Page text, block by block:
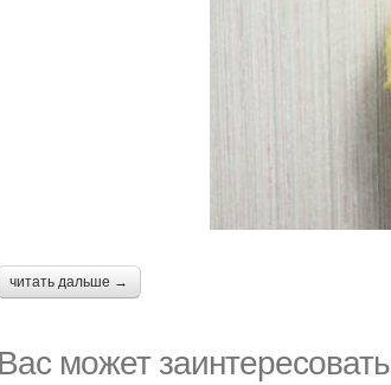
читать дальше →
Вас может заинтересовать